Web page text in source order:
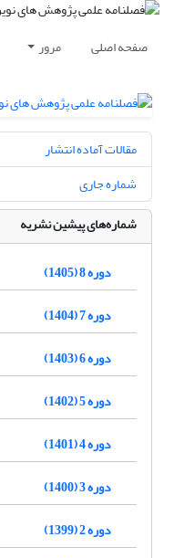
صفحه اصلی مرور
مقالات آماده انتشار
شماره جاری
شماره‌های پیشین نشریه
دوره 8 (1405)
دوره 7 (1404)
دوره 6 (1403)
دوره 5 (1402)
دوره 4 (1401)
دوره 3 (1400)
دوره 2 (1399)